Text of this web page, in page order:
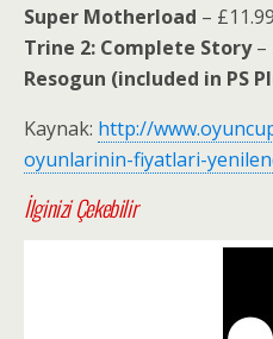
Super Motherload –
Trine 2: Complete Story–
Resogun (included in PS
Kaynak: http://
oyunlarinin-fiyatlari-
İlginizi Çekebilir